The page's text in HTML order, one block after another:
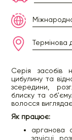
Термінова
Серія засобів
цибулину та
зсередини,
блиску та
волосся
Як працює:
арганова
зачісці